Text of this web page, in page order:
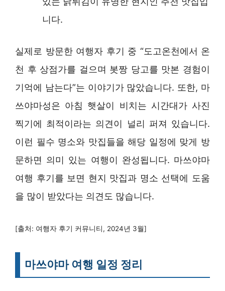
니다.
실제로 방문한 여행자 후기 중 “도고온천에서 온
천 후 상점가를 걸으며 봇짱 당고를 맛본 경험이
기억에 남는다”는 이야기가 많았습니다. 또한, 마
쓰야마성은 아침 햇살이 비치는 시간대가 사진
찍기에 최적이라는 의견이 널리 퍼져 있습니다.
이런 필수 명소와 맛집들을 해당 일정에 맞게 방
문하면 의미 있는 여행이 완성됩니다. 마쓰야마
여행 후기를 보면 현지 맛집과 명소 선택에 도움
을 많이 받았다는 의견도 많습니다.
[출처: 여행자 후기 커뮤니티, 2024년 3월]
마쓰야마 여행 일정 정리